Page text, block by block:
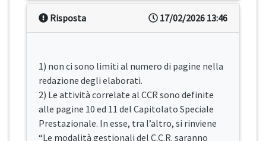
17/02/2026 13:46
Risposta
1) non ci sono limiti al numero di pagine nella
redazione degli elaborati.
2) Le attività correlate al CCR sono definite
alle pagine 10 ed 11 del Capitolato Speciale
Prestazionale. In esse, tra l’altro, si rinviene
“Le modalità gestionali del C.C.R. saranno